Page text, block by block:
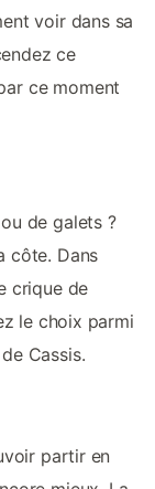
voir dans sa
ce
ce moment
de galets ?
côte. Dans
crique de
le choix parmi
Cassis.
partir en